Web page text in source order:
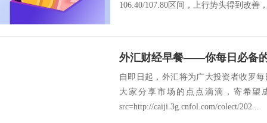
106.40/107.80区间，上行势头得到改善
外汇财经早餐——你每日必备
自即日起，外汇将为广大投资者收罗
大家分享市场的点点滴滴，寄希望
src=http://caiji.3g.cnfol.com/colect/202...